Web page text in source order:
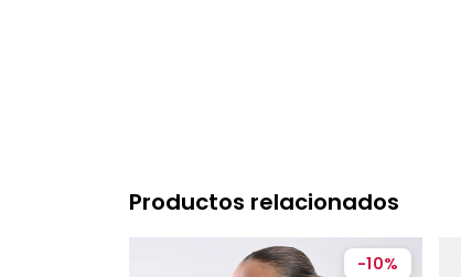
Productos relacionados
-10%